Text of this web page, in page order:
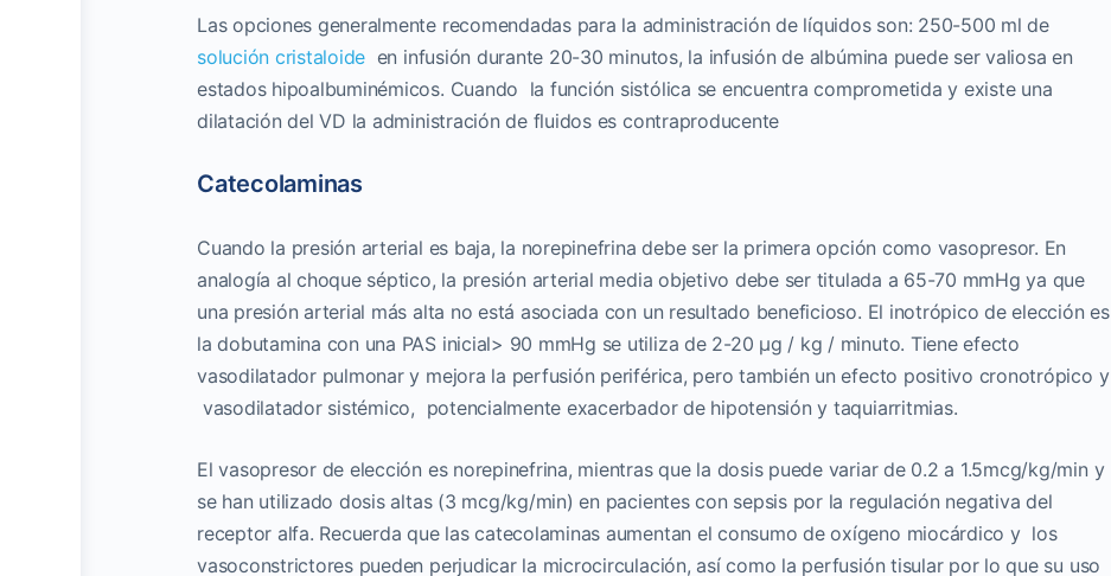
Las opciones generalmente recomendadas para la administración de líquidos son: 250-500 ml de
solución cristaloide en infusión durante 20-30 minutos, la infusión de albúmina puede ser valiosa en
estados hipoalbuminémicos. Cuando la función sistólica se encuentra comprometida y existe una
dilatación del VD la administración de fluidos es contraproducente
Catecolaminas
Cuando la presión arterial es baja, la norepinefrina debe ser la primera opción como vasopresor. En
analogía al choque séptico, la presión arterial media objetivo debe ser titulada a 65-70 mmHg ya que
una presión arterial más alta no está asociada con un resultado beneficioso. El inotrópico de elección es
la dobutamina con una PAS inicial> 90 mmHg se utiliza de 2-20 μg / kg / minuto. Tiene efecto
vasodilatador pulmonar y mejora la perfusión periférica, pero también un efecto positivo cronotrópico y
vasodilatador sistémico, potencialmente exacerbador de hipotensión y taquiarritmias.
El vasopresor de elección es norepinefrina, mientras que la dosis puede variar de 0.2 a 1.5mcg/kg/min y
se han utilizado dosis altas (3 mcg/kg/min) en pacientes con sepsis por la regulación negativa del
receptor alfa. Recuerda que las catecolaminas aumentan el consumo de oxígeno miocárdico y los
vasoconstrictores pueden perjudicar la microcirculación, así como la perfusión tisular por lo que su uso